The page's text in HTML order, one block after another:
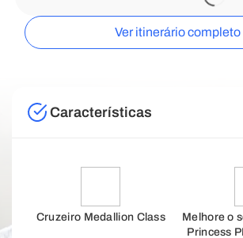
Ver itinerário completo
Características
Cruzeiro Medallion Class
Melhore o
Princess